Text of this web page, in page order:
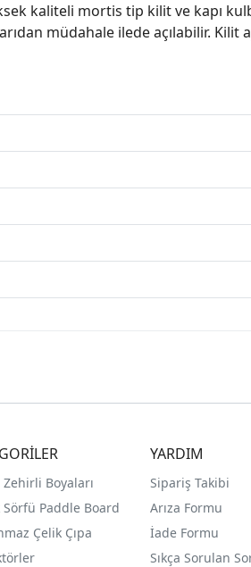
kaliteli mortis tip kilit ve kapı
müdahale ilede açılabilir. Kilit
Zehirli Boyaları
Sörfü Paddle Board
Çelik Çıpa
YARDIM
Sipariş Takibi
Arıza Formu
İade Formu
Sıkça Sorulan